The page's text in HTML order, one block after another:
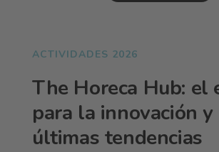
ACTIVIDADES 2026
The Horeca Hub: el
para la innovación
últimas tendencias